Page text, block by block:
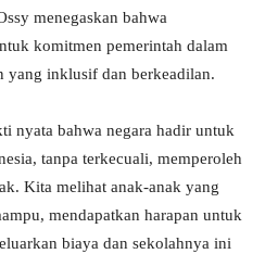
menegaskan bahwa
komitmen pemerintah dalam
yang inklusif dan berkeadilan.
nyata bahwa negara hadir untuk
tanpa terkecuali, memperoleh
Kita melihat anak-anak yang
mendapatkan harapan untuk
biaya dan sekolahnya ini